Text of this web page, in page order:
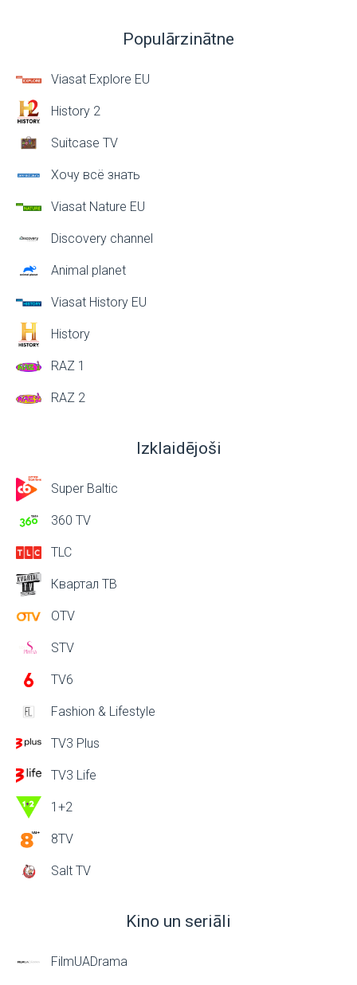
Populārzinātne
Viasat Explore EU
History 2
Suitcase TV
Хочу всё знать
Viasat Nature EU
Discovery channel
Animal planet
Viasat History EU
History
RAZ 1
RAZ 2
Izklaidējoši
Super Baltic
360 TV
TLC
Квартал ТВ
OTV
STV
TV6
Fashion & Lifestyle
TV3 Plus
TV3 Life
1+2
8TV
Salt TV
Kino un seriāli
FilmUADrama